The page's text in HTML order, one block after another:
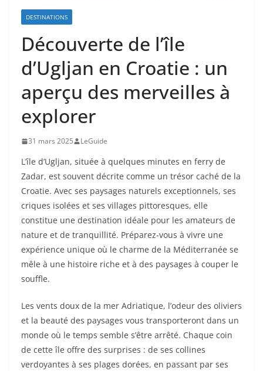
DESTINATIONS
Découverte de l’île
d’Ugljan en Croatie : un
aperçu des merveilles à
explorer
31 mars 2025 LeGuide
L’île d’Ugljan, située à quelques minutes en ferry de
Zadar, est souvent décrite comme un trésor caché de la
Croatie. Avec ses paysages naturels exceptionnels, ses
criques isolées et ses villages pittoresques, elle
constitue une destination idéale pour les amateurs de
nature et de tranquillité. Préparez-vous à vivre une
expérience unique où le charme de la Méditerranée se
mêle à une histoire riche et à des paysages à couper le
souffle.
Les vents doux de la mer Adriatique, l’odeur des oliviers
et la beauté des paysages vous transporteront dans un
monde où le temps semble s’être arrêté. Chaque coin
de cette île offre des surprises : de ses collines
verdoyantes à ses plages dorées, en passant par ses